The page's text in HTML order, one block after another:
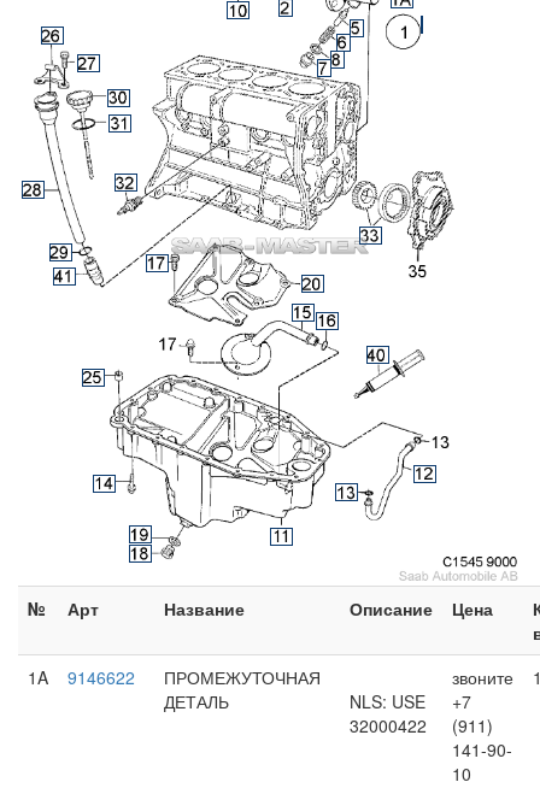
№ Арт Название Описание Цена
1A
9146622
ПРОМЕЖУТОЧНАЯ
ДЕТАЛЬ
NLS: USE
32000422
звоните
+7
(911)
141-90-
10